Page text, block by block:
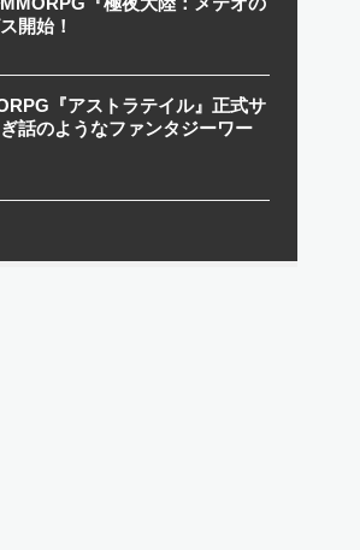
開始！
『アストラテイル』正式サ
話のようなファンタジーワー